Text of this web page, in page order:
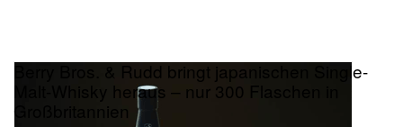
Berry Bros. & Rudd bringt japanischen Single-
Malt-Whisky heraus – nur 300 Flaschen in
Großbritannien